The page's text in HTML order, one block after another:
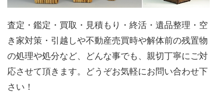
査定・鑑定・買取・見積もり・終活・遺品整理・空
き家対策・引越しや不動産売買時や解体前の残置物
の処理や処分など、どんな事でも、親切丁寧にご対
応させて頂きます。どうぞお気軽にお問い合わせ下
さい！